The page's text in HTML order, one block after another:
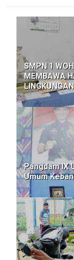
SMPN 1
MEMBAWA
Pangdam IX
Umum